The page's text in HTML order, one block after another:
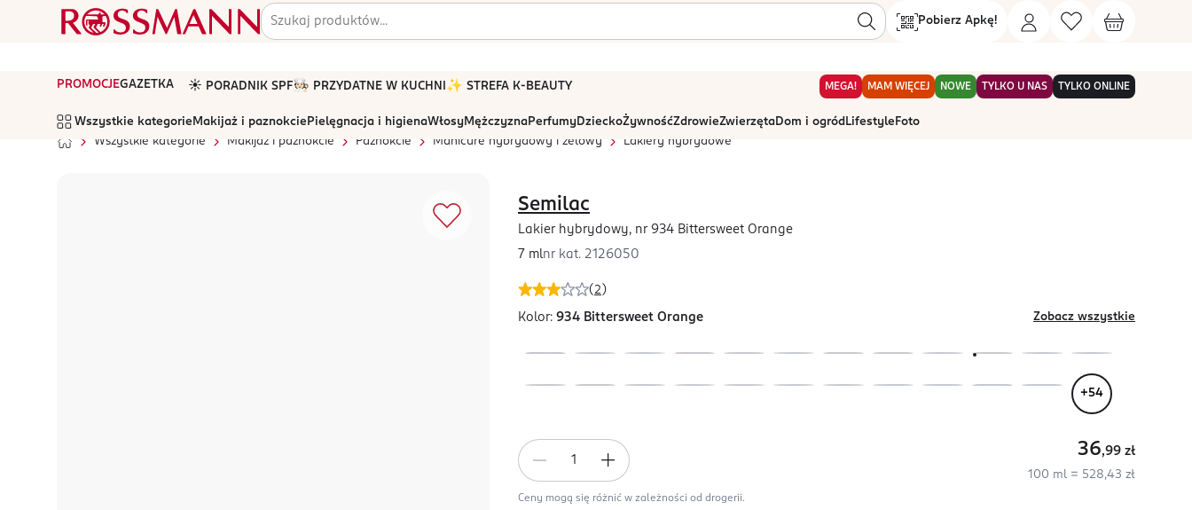
Pobierz Apkę!
PROMOCJEGAZETKA ☀️ PORADNIK SPF🧑🏻‍🍳 PRZYDATNE W KUCHNI ✨ STREFA K-BEAUTY MEGA! MAM WIĘCEJ NOWE TYLKO U NAS TYLKO ONLINE
Wszystkie kategorie Makijaż i paznokcie Pielęgnacja i higienaWłosyMężczyznaPerfumyDzieckoŻywnośćZdrowieZwierzętaDom i ogród Lifestyle Foto
Wszystkie kategorie
Makijaż i paznokcie Paznokcie Manicure hybrydowy i żelowy Lakiery hybrydowe
(2 )
Semilac
Lakier hybrydowy, nr 934 Bittersweet Orange
7 mlnr kat. 2126050
Kolor: 934 Bittersweet Orange Zobacz wszystkie
+54
36,99 zł
100 ml = 528,43 zł
Ceny mogą się różnić w zależności od drogerii.